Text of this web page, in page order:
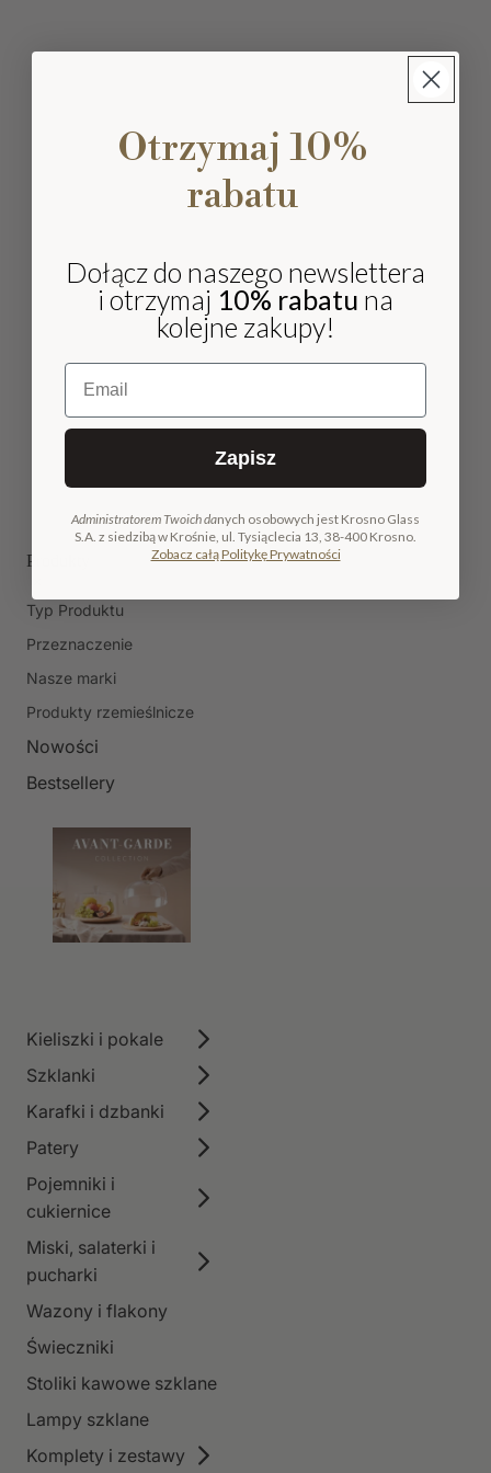
Produkty
Typ Produktu
Przeznaczenie
Nasze marki
Produkty rzemieślnicze
Nowości
Bestsellery
Kieliszki i pokale
Szklanki
Karafki i dzbanki
Patery
Pojemniki i
cukiernice
Miski, salaterki i
pucharki
Wazony i flakony
Świeczniki
Stoliki kawowe szklane
Lampy szklane
Komplety i zestawy
Otrzymaj 10%
rabatu
Dołącz do naszego newslettera
i otrzymaj 10% rabatu na
kolejne zakupy!
Email
Zapisz
Administratorem Twoich danych osobowych jest Krosno Glass
S.A. z siedzibą w Krośnie, ul. Tysiąclecia 13, 38-400 Krosno.
Zobacz całą Politykę Prywatności